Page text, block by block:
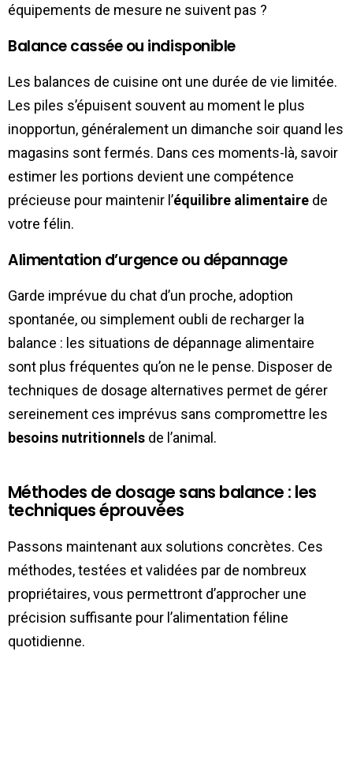
équipements de mesure ne suivent pas ?
Balance cassée ou indisponible
Les balances de cuisine ont une durée de vie limitée.
Les piles s’épuisent souvent au moment le plus
inopportun, généralement un dimanche soir quand les
magasins sont fermés. Dans ces moments-là, savoir
estimer les portions devient une compétence
précieuse pour maintenir l’équilibre alimentaire de
votre félin.
Alimentation d’urgence ou dépannage
Garde imprévue du chat d’un proche, adoption
spontanée, ou simplement oubli de recharger la
balance : les situations de dépannage alimentaire
sont plus fréquentes qu’on ne le pense. Disposer de
techniques de dosage alternatives permet de gérer
sereinement ces imprévus sans compromettre les
besoins nutritionnels de l’animal.
Méthodes de dosage sans balance : les
techniques éprouvées
Passons maintenant aux solutions concrètes. Ces
méthodes, testées et validées par de nombreux
propriétaires, vous permettront d’approcher une
précision suffisante pour l’alimentation féline
quotidienne.